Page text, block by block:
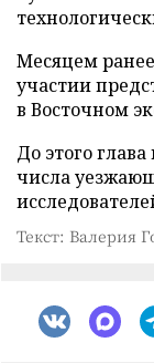
Месяцем
участии
в Восточном
До этого глава
числа
Текст: Валерия